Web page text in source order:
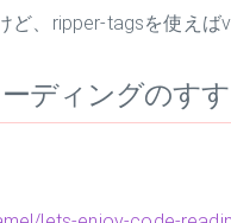
ど、ripper-tagsを使え
ディングのす